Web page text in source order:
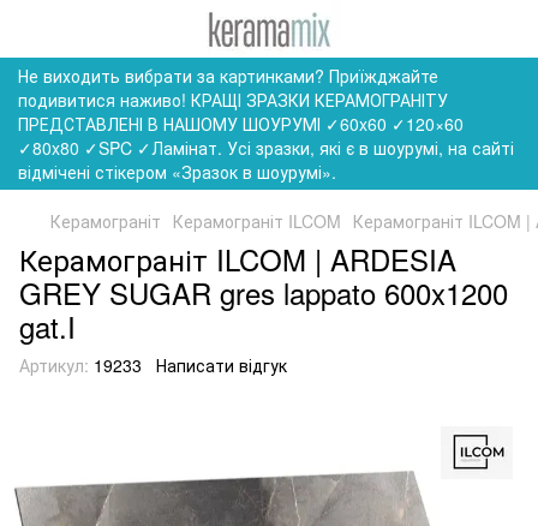
Не виходить вибрати за картинками? Приїжджайте
подивитися наживо! КРАЩІ ЗРАЗКИ КЕРАМОГРАНІТУ
ПРЕДСТАВЛЕНІ В НАШОМУ ШОУРУМІ ✓60x60 ✓120×60
✓80x80 ✓SPC ✓Ламінат. Усі зразки, які є в шоурумі, на сайті
відмічені стікером «Зразок в шоурумі».
Керамограніт Керамограніт ILCOM Керамограніт ILCOM
Керамограніт ILCOM | ARDESIA
GREY SUGAR gres lappato 600x1200
gat.I
Артикул: 19233 Написати відгук